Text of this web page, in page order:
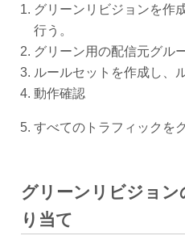
グリーンリビジョンを作
行う。
グリーン用の配信元グル
ルールセットを作成し、
動作確認
すべてのトラフィックを
グリーンリビジョン
り当て